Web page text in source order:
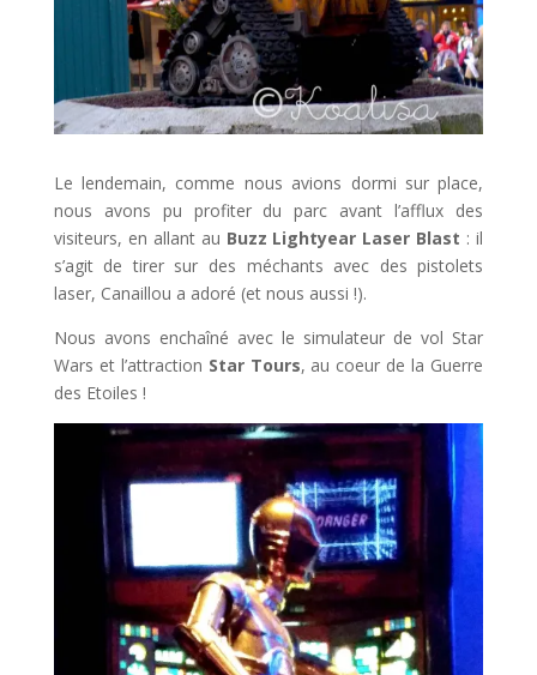
Le lendemain, comme nous avions dormi sur place,
nous avons pu profiter du parc avant l’afflux des
visiteurs, en allant au Buzz Lightyear Laser Blast : il
s’agit de tirer sur des méchants avec des pistolets
laser, Canaillou a adoré (et nous aussi !).
Nous avons enchaîné avec le simulateur de vol Star
Wars et l’attraction Star Tours, au coeur de la Guerre
des Etoiles !